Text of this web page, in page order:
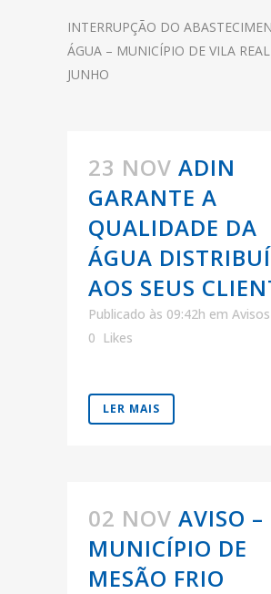
INTERRUPÇÃO DO
ÁGUA – MUNICÍPIO DE VILA
JUNHO
23 NOV ADIN
GARANTE A
QUALIDADE DA
ÁGUA
AOS SEUS
Publicado às 09:42h em Avisos
0 Likes
LER MAIS
02 NOV AVISO –
MUNICÍPIO DE
MESÃO FRIO